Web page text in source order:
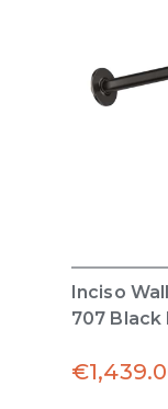
Inciso
707 Black
€